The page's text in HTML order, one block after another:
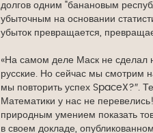
долгов одним "банановым
убыточным на основании
убыток превращается,
«На самом деле Маск не сделал
русские. Но сейчас мы смотрим
мы повторить успех SpaceX?″.
Математики у нас не
природным умением показать
в своем докладе,